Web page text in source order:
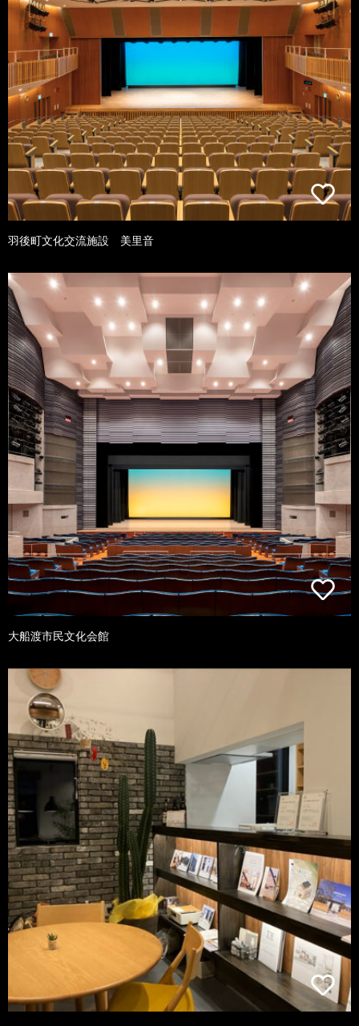
羽後町文化交流施設 美里音
大船渡市民文化会館